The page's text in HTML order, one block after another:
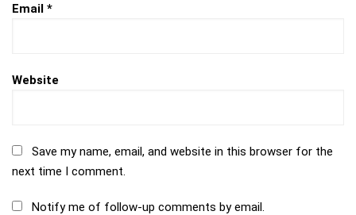
Email *
Website
Save my name, email, and website in this browser for the
next time I comment.
Notify me of follow-up comments by email.